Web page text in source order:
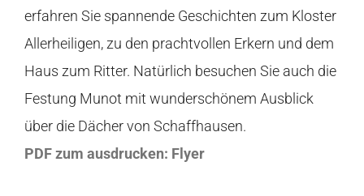
erfahren Sie spannende Geschichten zum Kloster
Allerheiligen, zu den prachtvollen Erkern und dem
Haus zum Ritter. Natürlich besuchen Sie auch die
Festung Munot mit wunderschönem Ausblick
über die Dächer von Schaffhausen.
PDF zum ausdrucken: Flyer